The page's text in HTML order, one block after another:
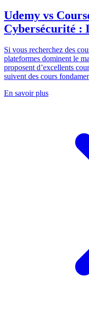
Udemy vs
Cybersécurité :
Si vous recherchez des
plateformes dominent le
proposent d’excellents
suivent des cours
En savoir plus